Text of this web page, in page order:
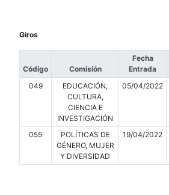
Giros
Código Comisión
Fecha
Entrada
049
EDUCACIÓN,
CULTURA,
CIENCIA E
INVESTIGACIÓN
05/04/2022
055
POLÍTICAS DE
GÉNERO, MUJER
Y DIVERSIDAD
19/04/2022